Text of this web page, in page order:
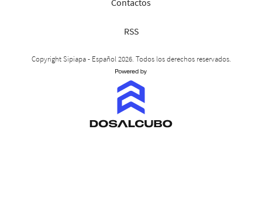
RSS
Copyright Sipiapa - Español 2026. Todos los derechos reservados.